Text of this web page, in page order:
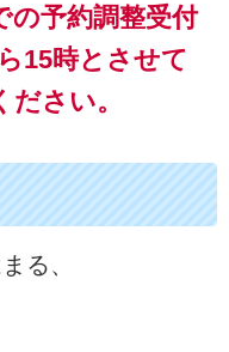
の予約調整受付
15時とさせて
さい。
る、